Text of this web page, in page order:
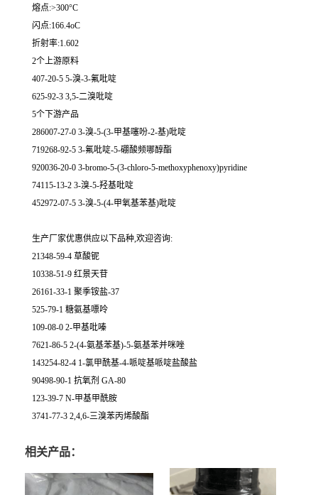
熔点:>300°C
闪点:166.4oC
折射率:1.602
2个上游原料
407-20-5 5-溴-3-氟吡啶
625-92-3 3,5-二溴吡啶
5个下游产品
286007-27-0 3-溴-5-(3-甲基噻吩-2-基)吡啶
719268-92-5 3-氟吡啶-5-硼酸频哪醇酯
920036-20-0 3-bromo-5-(3-chloro-5-methoxyphenoxy)pyridine
74115-13-2 3-溴-5-羟基吡啶
452972-07-5 3-溴-5-(4-甲氧基苯基)吡啶
生产厂家优惠供应以下品种,欢迎咨询:
21348-59-4 草酸铌
10338-51-9 红景天苷
26161-33-1 聚季铵盐-37
525-79-1 糖氨基嘌呤
109-08-0 2-甲基吡嗪
7621-86-5 2-(4-氨基苯基)-5-氨基苯并咪唑
143254-82-4 1-氯甲酰基-4-哌啶基哌啶盐酸盐
90498-90-1 抗氧剂 GA-80
123-39-7 N-甲基甲酰胺
3741-77-3 2,4,6-三溴苯丙烯酸酯
相关产品：